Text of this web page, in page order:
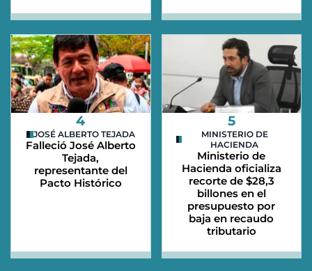
4
JOSÉ ALBERTO TEJADA
Falleció José Alberto
Tejada,
representante del
Pacto Histórico
5
MINISTERIO DE
HACIENDA
Ministerio de
Hacienda oficializa
recorte de $28,3
billones en el
presupuesto por
baja en recaudo
tributario